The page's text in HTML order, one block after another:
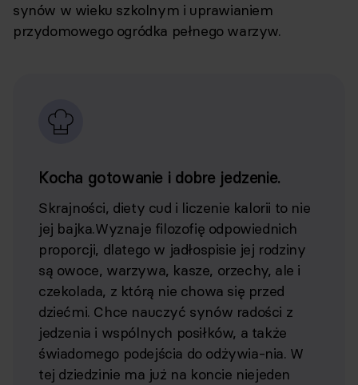
synów w wieku szkolnym i uprawianiem
przydomowego ogródka pełnego warzyw.
Kocha gotowanie i dobre jedzenie.
Skrajności, diety cud i liczenie kalorii to nie
jej bajka.Wyznaje filozofię odpowiednich
proporcji, dlatego w jadłospisie jej rodziny
są owoce, warzywa, kasze, orzechy, ale i
czekolada, z którą nie chowa się przed
dziećmi. Chce nauczyć synów radości z
jedzenia i wspólnych posiłków, a także
świadomego podejścia do odżywia-nia. W
tej dziedzinie ma już na koncie niejeden